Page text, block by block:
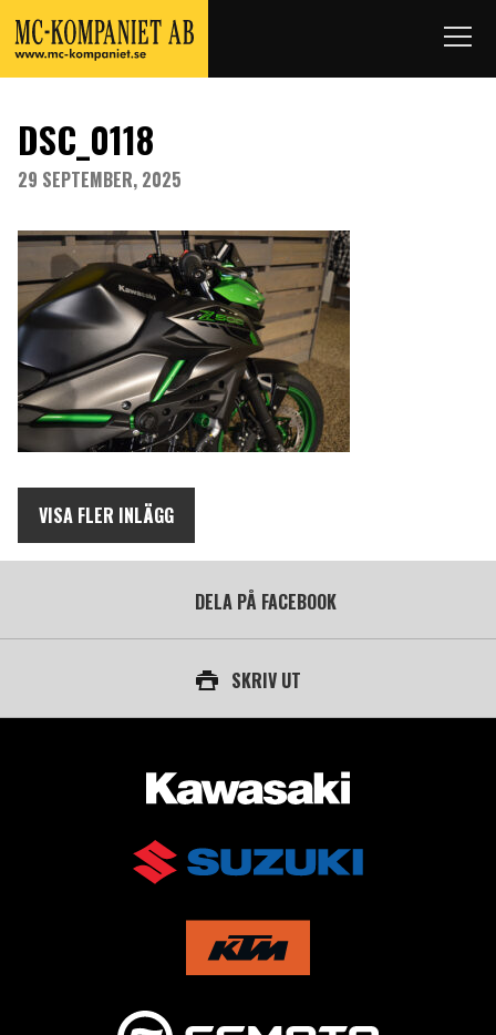
DSC_0118
29 SEPTEMBER, 2025
VISA FLER INLÄGG
DELA PÅ FACEBOOK
SKRIV UT
AUKTORISERAD ÅTERFÖRSÄLJARE AV